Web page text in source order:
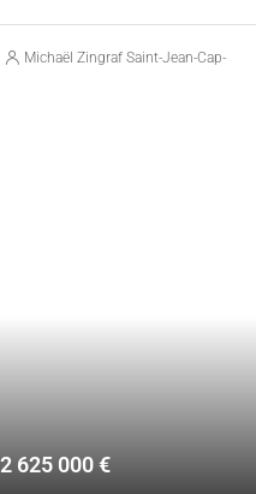
Michaël Zingraf Saint-Jean-Cap-Ferrat
2 625 000 €